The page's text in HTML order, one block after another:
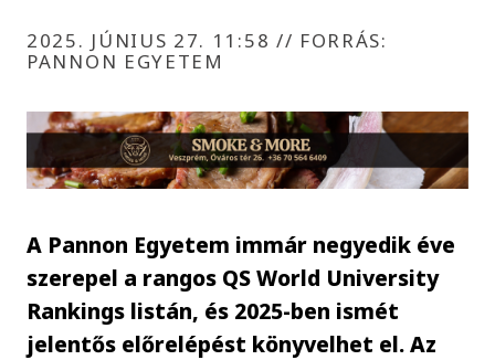
2025. JÚNIUS 27. 11:58 // FORRÁS:
PANNON EGYETEM
A Pannon Egyetem immár negyedik éve
szerepel a rangos QS World University
Rankings listán, és 2025-ben ismét
jelentős előrelépést könyvelhet el. Az